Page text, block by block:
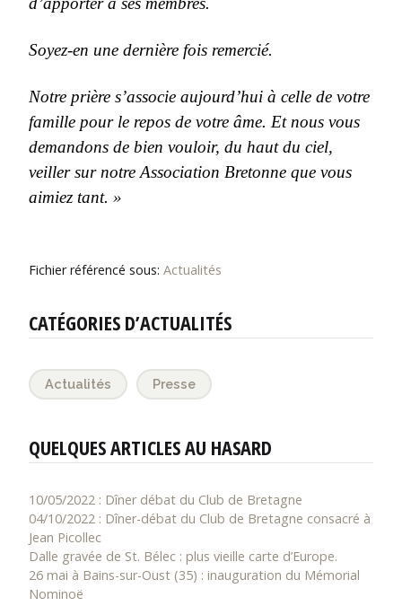
Soyez-en une dernière fois remercié.
Notre prière s’associe aujourd’hui à celle de votre
famille pour le repos de votre âme. Et nous vous
demandons de bien vouloir, du haut du ciel,
veiller sur notre Association Bretonne que vous
aimiez tant. »
Fichier référencé sous: Actualités
CATÉGORIES D’ACTUALITÉS
Actualités Presse
QUELQUES ARTICLES AU HASARD
10/05/2022 : Dîner débat du Club de Bretagne
04/10/2022 : Dîner-débat du Club de Bretagne consacré à
Jean Picollec
Dalle gravée de St. Bélec : plus vieille carte d’Europe.
26 mai à Bains-sur-Oust (35) : inauguration du Mémorial
Nominoë